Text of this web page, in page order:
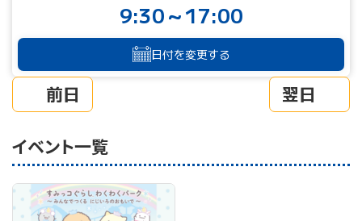
前日
9:30～17:00
日付を変更する
翌日
イベント一覧